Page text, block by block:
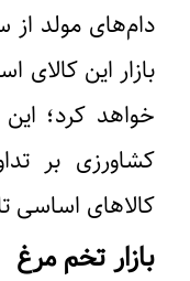
دام‌های مولد از
بازار این کالای
خواهد کرد؛
کشاورزی بر
کالاهای اساسی
بازار تخم مرغ